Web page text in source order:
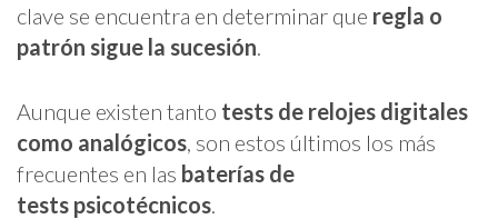
clave se encuentra en determinar que regla o
patrón sigue la sucesión
Aunque existen tanto tests de relojes digitales
como analógicos , son estos últimos los más
frecuentes en las baterías de
tests psicotécnicos